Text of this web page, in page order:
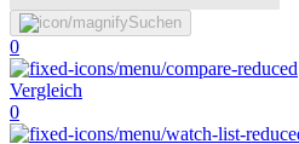
Suchen
0
Vergleich
0